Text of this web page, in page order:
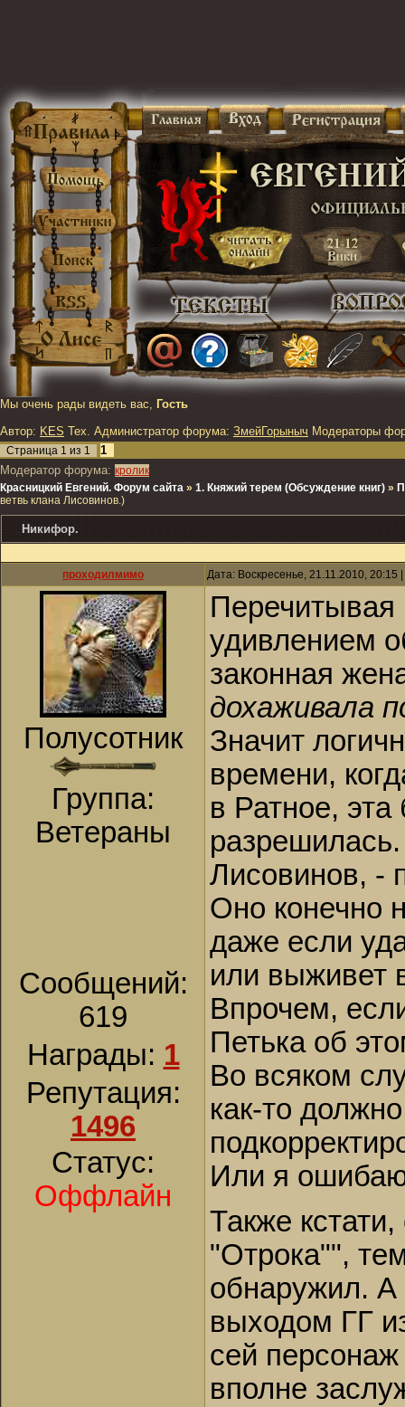
Мы очень рады видеть вас, Гость
Автор: KES Тех. Администратор форума: ЗмейГорыныч Модераторы
Страница 1 из 1
1
Модератор форума: кролик
Красницкий Евгений. Форум сайта » 1. Княжий терем (Обсуждение книг) »
ветвь клана Лисовинов.)
Никифор.
проходилмимо Дата: Воскресенье, 21.11.2010,
Полусотник
Группа:
Ветераны
Сообщений:
619
Награды: 1
Репутация:
1496
Статус:
Оффлайн
Перечитывая
удивлением
законная
дохаживала
Значит
времени,
в Ратное,
Лисовинов, -
Оно конечно
даже если
или выживет
Впрочем,
Петька об
Во всяком
как-то
Или я
Также
"Отрока"",
обнаружил.
выходом ГГ
сей
вполне